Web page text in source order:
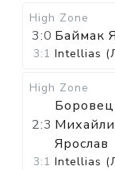
High Zone
3:0 Баймак
3:1 Intellias
High Zone
2:3
Ярослав
3:1 Intellias